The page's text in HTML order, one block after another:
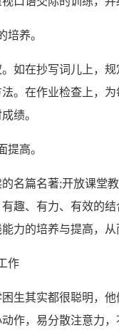
培养。
如在抄写词儿上，
。在作业检查上，
绩。
提高。
名篇名著;开放课堂
趣、有力、有效的
力的培养与提高，从
作
生其实都很聪明，
作，易分散注意力